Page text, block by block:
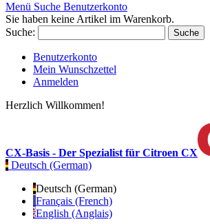
Menü Suche Benutzerkonto
Sie haben keine Artikel im Warenkorb.
Suche:
Suche
Benutzerkonto
Mein Wunschzettel
Anmelden
Herzlich Willkommen!
CX-Basis - Der Spezialist für Citroen CX
Deutsch (German)
Deutsch (German)
Français (French)
English (Anglais)